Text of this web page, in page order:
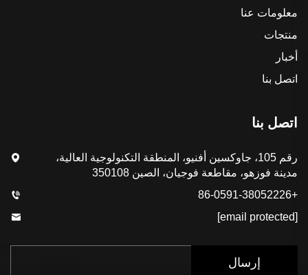
معلومات عنا
منتجات
أخبار
اتصل بنا
اتصل بنا
رقم 105، جاوكسين أفنيو، المنطقة التكنولوجية العالية،
مدينة فوزهو، مقاطعة فوجيان، الصين 350108
+86-0591-38052226
[email protected]
إرسال